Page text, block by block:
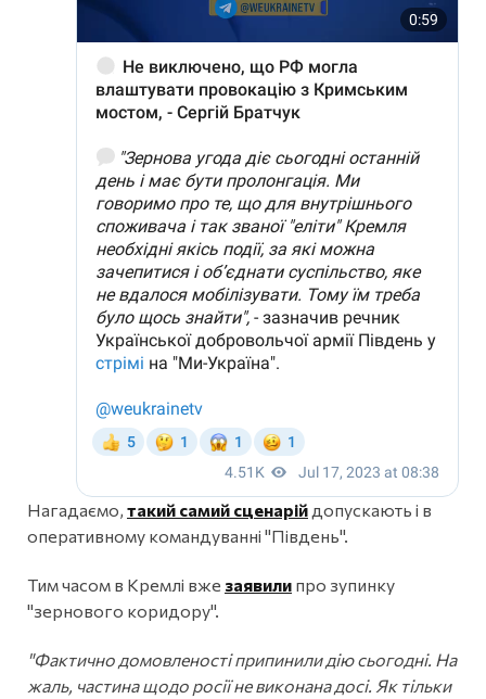
Нагадаємо, такий самий сценарій допускають і в
оперативному командуванні "Південь".
Тим часом в Кремлі вже заявили про зупинку
"зернового коридору".
"Фактично домовленості припинили дію сьогодні. На
жаль, частина щодо росії не виконана досі. Як тільки